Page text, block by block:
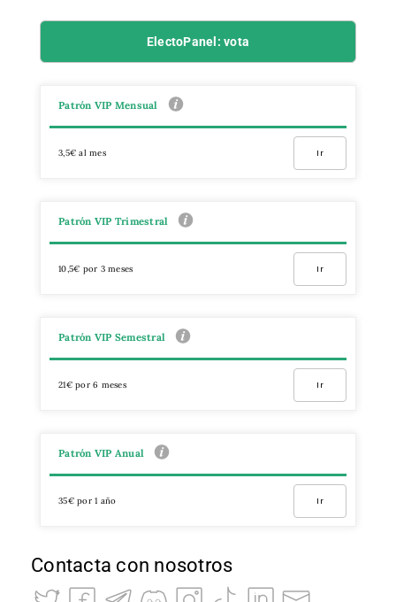
ElectoPanel: vota
Patrón VIP Mensual
3,5€ al mes Ir
Patrón VIP Trimestral
10,5€ por 3 meses Ir
Patrón VIP Semestral
21€ por 6 meses Ir
Patrón VIP Anual
35€ por 1 año Ir
Contacta con nosotros